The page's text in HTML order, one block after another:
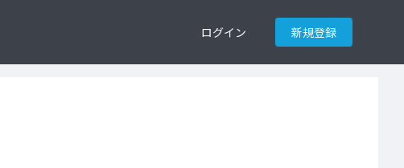
ログイン 新規登録